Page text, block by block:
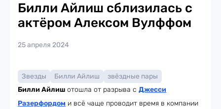
Билли Айлиш сблизилась с
актёром Алексом Вулффом
25 апреля 2024
Звезды Билли Айлиш
звёздные пары
Билли Айлиш отошла от разрыва с Джесси
Разерфордом и всё чаще проводит время в компании